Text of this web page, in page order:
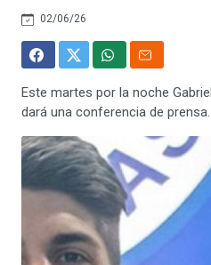
02/06/26
Este martes por la noche
dará una conferencia de prensa.